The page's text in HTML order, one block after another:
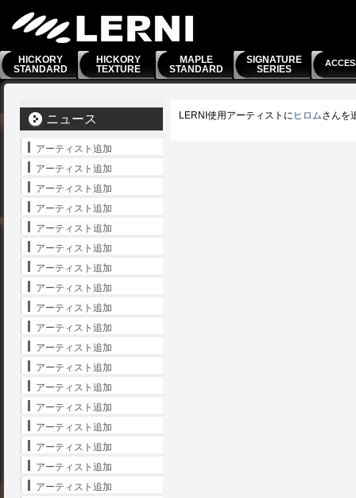
HICKORY
STANDARD
HICKORY
TEXTURE
MAPLE
STANDARD
SIGNATURE
SERIES
LERNI使用アーティストに ヒロムさんを
ニュース
アーティスト追加
アーティスト追加
アーティスト追加
アーティスト追加
アーティスト追加
アーティスト追加
アーティスト追加
アーティスト追加
アーティスト追加
アーティスト追加
アーティスト追加
アーティスト追加
アーティスト追加
アーティスト追加
アーティスト追加
アーティスト追加
アーティスト追加
アーティスト追加